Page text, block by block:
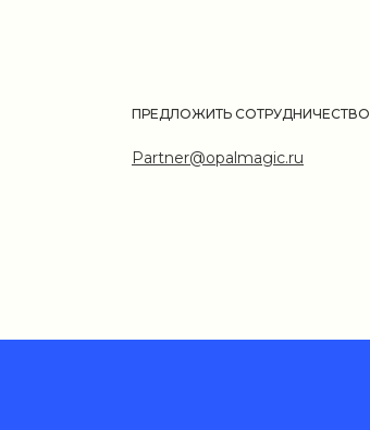
Partner@opalmagic.ru
ПРЕДЛОЖИТЬ СОТРУДНИЧЕСТВО